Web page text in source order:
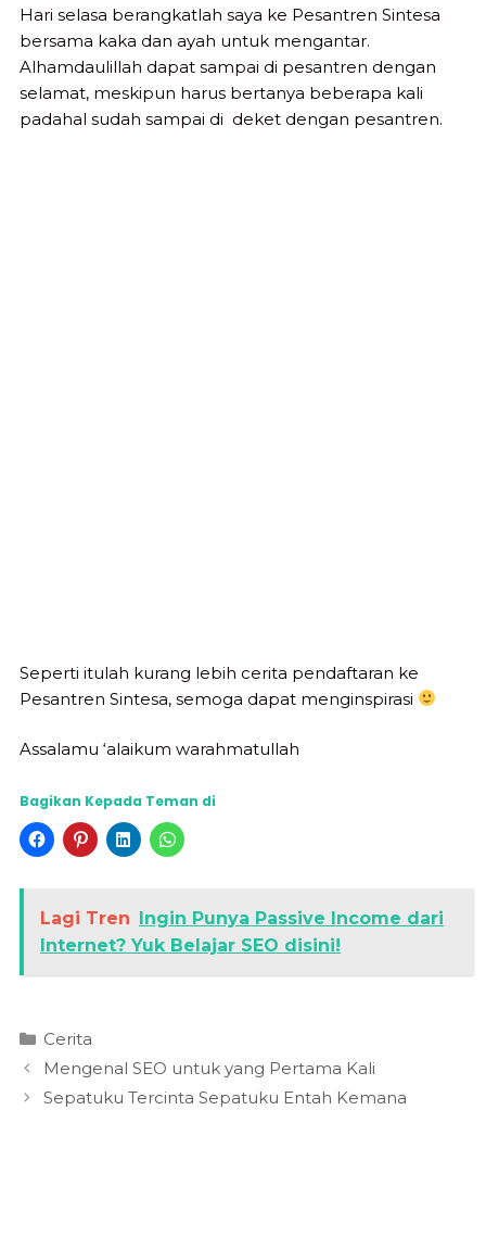
Hari selasa berangkatlah saya ke Pesantren Sintesa
bersama kaka dan ayah untuk mengantar.
Alhamdaulillah dapat sampai di pesantren dengan
selamat, meskipun harus bertanya beberapa kali
padahal sudah sampai di deket dengan pesantren.
Seperti itulah kurang lebih cerita pendaftaran ke
Pesantren Sintesa, semoga dapat menginspirasi
Assalamu ‘alaikum warahmatullah
Bagikan Kepada Teman di
Lagi Tren Ingin Punya Passive Income dari
Internet? Yuk Belajar SEO disini!
Kategori
Cerita
Mengenal SEO untuk yang Pertama Kali
Sepatuku Tercinta Sepatuku Entah Kemana